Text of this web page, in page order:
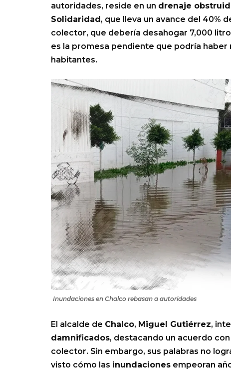
autoridades, reside en un drenaje
Solidaridad, que lleva un avance del 40%
colector, que debería desahogar 7,000
es la promesa pendiente que podría
habitantes.
Inundaciones en Chalco rebasan a autoridades
El alcalde de Chalco, Miguel Gutiérrez,
damnificados, destacando un acuerdo
colector. Sin embargo, sus palabras no
visto cómo las inundaciones empeoran